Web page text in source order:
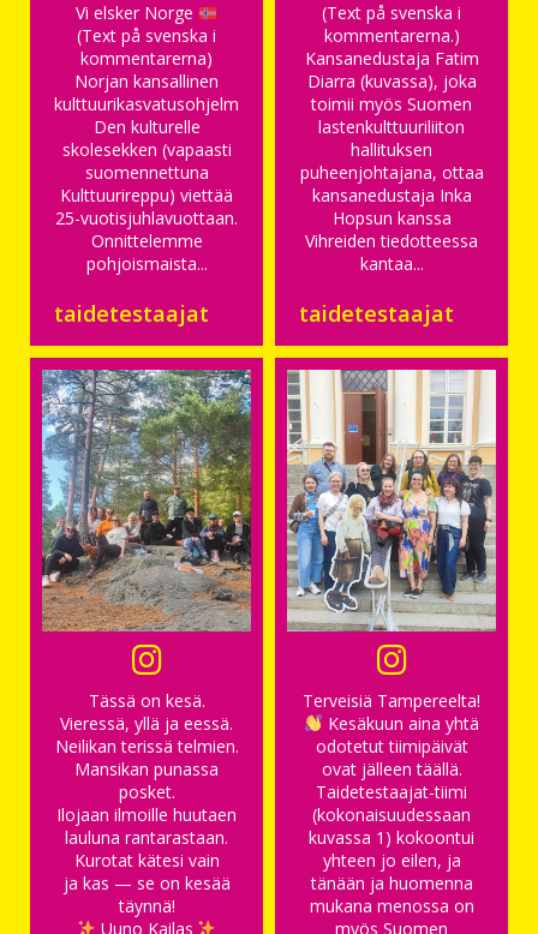
Vi elsker Norge
(Text på svenska i
kommentarerna)
Norjan kansallinen
kulttuurikasvatusohjelma
Den kulturelle
skolesekken (vapaasti
suomennettuna
Kulttuurireppu) viettää
25-vuotisjuhlavuottaan.
Onnittelemme
pohjoismaista...
taidetestaajat
Tässä on kesä.
Vieressä, yllä ja eessä.
Neilikan terissä telmien.
Mansikan punassa
posket.
Ilojaan ilmoille huutaen
lauluna rantarastaan.
Kurotat kätesi vain
ja kas — se on kesää
täynnä!
Uuno Kailas
(Text på svenska i
kommentarerna.)
Kansanedustaja Fatim
Diarra (kuvassa), joka
toimii myös Suomen
lastenkulttuuriliiton
hallituksen
puheenjohtajana, ottaa
kansanedustaja Inka
Hopsun kanssa
Vihreiden tiedotteessa
kantaa...
taidetestaajat
Terveisiä Tampereelta!
Kesäkuun aina yhtä
odotetut tiimipäivät
ovat jälleen täällä.
Taidetestaajat-tiimi
(kokonaisuudessaan
kuvassa 1) kokoontui
yhteen jo eilen, ja
tänään ja huomenna
mukana menossa on
myös Suomen